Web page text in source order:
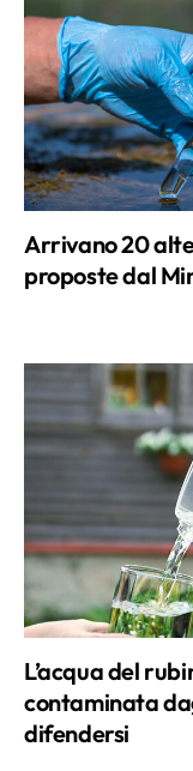
Arrivano 20
proposte dal
L’acqua del
contaminata
difendersi